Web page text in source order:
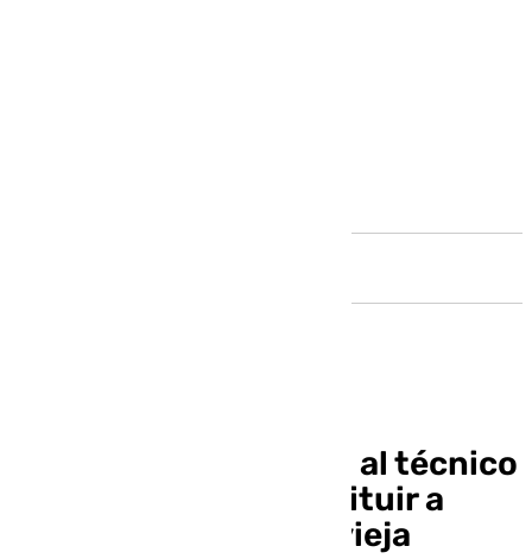
El Estepona contrata al técnico
Carlos Cura tras destituir a
Oriol Riera en Nochevieja